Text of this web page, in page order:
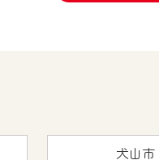
犬山市